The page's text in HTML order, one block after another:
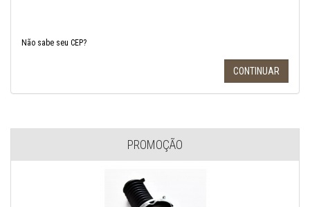
Não sabe seu CEP?
PROMOÇÃO